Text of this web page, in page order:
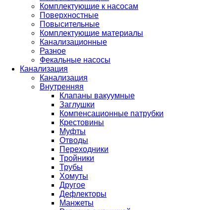
Комплектующие к насосам
Поверхностные
Повысительные
Комплектующие материалы
Канализационные
Разное
Фекальные насосы
Канализация
Канализация
Внутренняя
Клапаны вакуумные
Заглушки
Компенсационные патрубки
Крестовины
Муфты
Отводы
Переходники
Тройники
Трубы
Хомуты
Другое
Дефлекторы
Манжеты